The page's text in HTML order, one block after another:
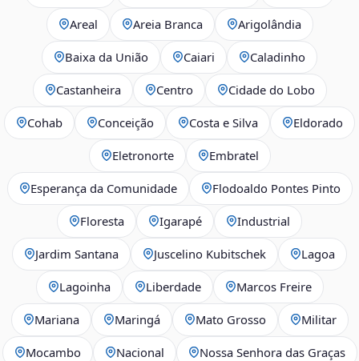
Areal Areia Branca Arigolândia
Baixa da União Caiari Caladinho
Castanheira Centro Cidade do Lobo
Cohab Conceição Costa e Silva Eldorado
Eletronorte Embratel
Esperança da Comunidade Flodoaldo Pontes Pinto
Floresta Igarapé Industrial
Jardim Santana Juscelino Kubitschek Lagoa
Lagoinha Liberdade Marcos Freire
Mariana Maringá Mato Grosso Militar
Mocambo Nacional Nossa Senhora das Graças